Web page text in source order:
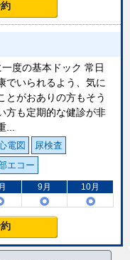
一度の基本ドック 常日
でいられるよう、気に
とがおありの方もそう
方も定期的な健診が非
...
電図
尿検査
エコー
9月 10月